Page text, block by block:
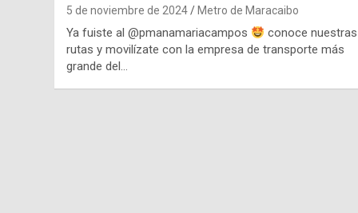
5 de noviembre de 2024 Metro de Maracaibo
Ya fuiste al @pmanamariacampos
conoce nuestras
rutas y movilízate con la empresa de transporte más
grande del…